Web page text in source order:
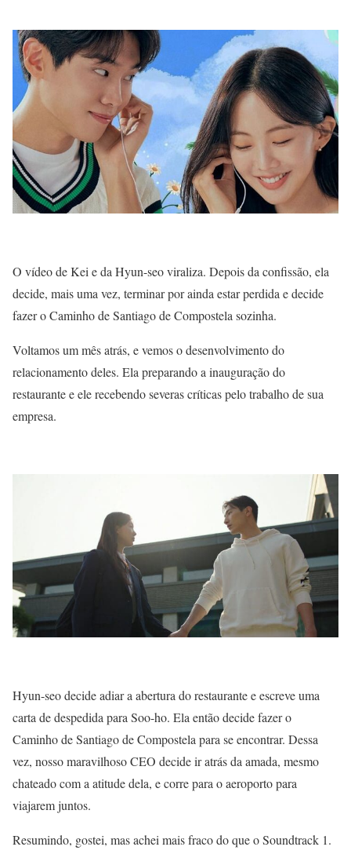
O vídeo de Kei e da Hyun-seo viraliza. Depois da confissão, ela
decide, mais uma vez, terminar por ainda estar perdida e decide
fazer o Caminho de Santiago de Compostela sozinha.
Voltamos um mês atrás, e vemos o desenvolvimento do
relacionamento deles. Ela preparando a inauguração do
restaurante e ele recebendo severas críticas pelo trabalho de sua
empresa.
Hyun-seo decide adiar a abertura do restaurante e escreve uma
carta de despedida para Soo-ho. Ela então decide fazer o
Caminho de Santiago de Compostela para se encontrar. Dessa
vez, nosso maravilhoso CEO decide ir atrás da amada, mesmo
chateado com a atitude dela, e corre para o aeroporto para
viajarem juntos.
Resumindo, gostei, mas achei mais fraco do que o Soundtrack 1.